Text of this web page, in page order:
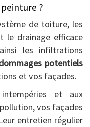
?
de toiture, les
le drainage efficace
les infiltrations
potentiels
et vos façades.
et aux
vos façades
entretien régulier